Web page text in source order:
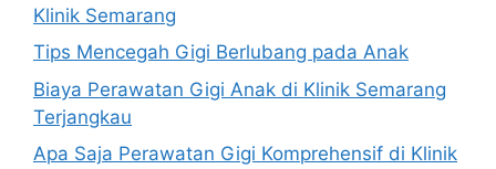
Klinik Semarang
Tips Mencegah Gigi Berlubang pada Anak
Biaya Perawatan Gigi Anak di Klinik Semarang
Terjangkau
Apa Saja Perawatan Gigi Komprehensif di Klinik